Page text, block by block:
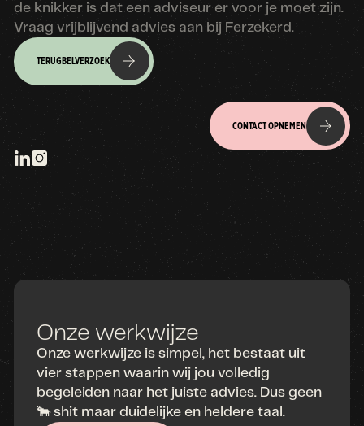
de knikker is dat een adviseur er voor je moet zijn.
Vraag vrijblijvend advies aan bij Ferzekerd.
TERUGBELVERZOEK
CONTACT OPNEMEN
Onze werkwijze
Onze werkwijze is simpel, het bestaat uit
vier stappen waarin wij jou volledig
begeleiden naar het juiste advies. Dus geen
🐂 shit maar duidelijke en heldere taal.